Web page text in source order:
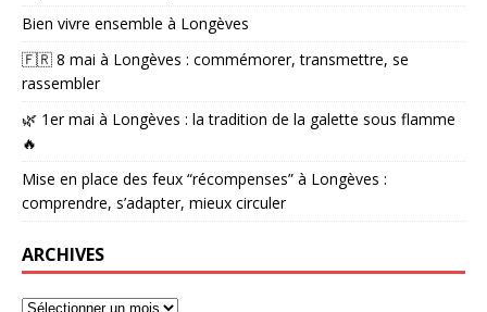
Bien vivre ensemble à Longèves
🇫🇷 8 mai à Longèves : commémorer, transmettre, se
rassembler
🌿 1er mai à Longèves : la tradition de la galette sous flamme
🔥
Mise en place des feux “récompenses” à Longèves :
comprendre, s’adapter, mieux circuler
ARCHIVES